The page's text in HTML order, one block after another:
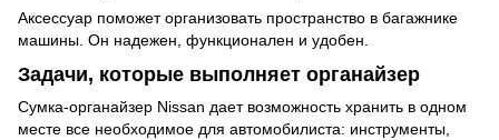
Аксессуар поможет организовать пространство в багажнике
машины. Он надежен, функционален и удобен.
Задачи, которые выполняет органайзер
Сумка-органайзер Nissan дает возможность хранить в одном
месте все необходимое для автомобилиста: инструменты,